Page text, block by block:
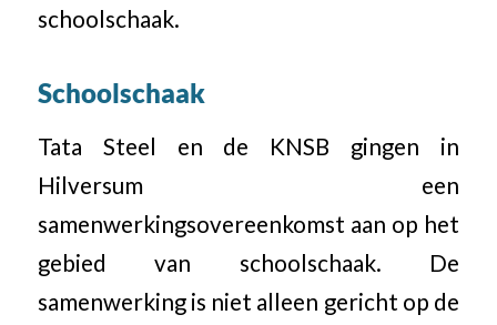
schoolschaak.
Schoolschaak
Tata Steel en de KNSB gingen in
Hilversum een
samenwerkingsovereenkomst aan op het
gebied van schoolschaak. De
samenwerking is niet alleen gericht op de